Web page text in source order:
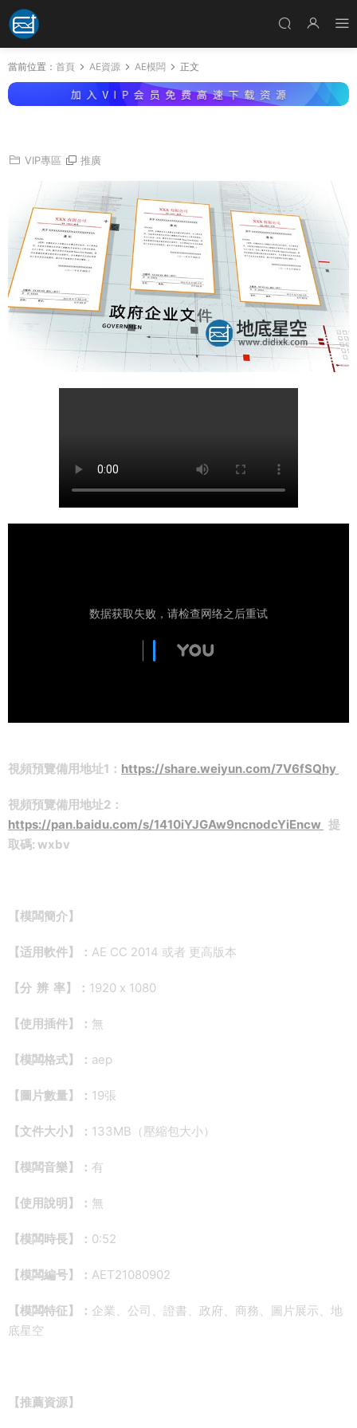
當前位置： 首頁 AE資源 AE模闆 正文
VIP專區 推廣
視頻預覽備用地址1： https://share.weiyun.com/7V6fSQhy
視頻預覽備用地址2：
https://pan.baidu.com/s/1410iYJGAw9ncnodcYiEncw 提
取碼: wxbv
【模闆簡介】
【适用軟件】： AE CC 2014 或者 更高版本
【分 辨 率】： 1920 x 1080
【使用插件】： 無
【模闆格式】： aep
【圖片數量】： 19張
【文件大小】： 133MB（壓縮包大小）
【模闆音樂】： 有
【使用說明】： 無
【模闆時長】： 0:52
【模闆編号】： AET21080902
【模闆特征】： 企業、公司、證書、政府、商務、圖片展示、地
底星空
【推薦資源】